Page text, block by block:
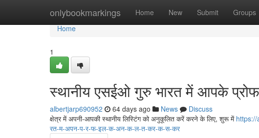
onlybookmarkings Home New Submit Groups
Home
Home
1
स्थानीय एसईओ गुरु भारत में आपके
albertjarp690952 64 days ago News
Discuss
क्षेत्र में अपनी-आपकी स्थानीय लिस्टिंग को अनुकूलित करें करने के लिए, शुरू में
रत-म-अपन-प-र-फ-इल-क-अन-क-ल-त-कर-क-स-कर